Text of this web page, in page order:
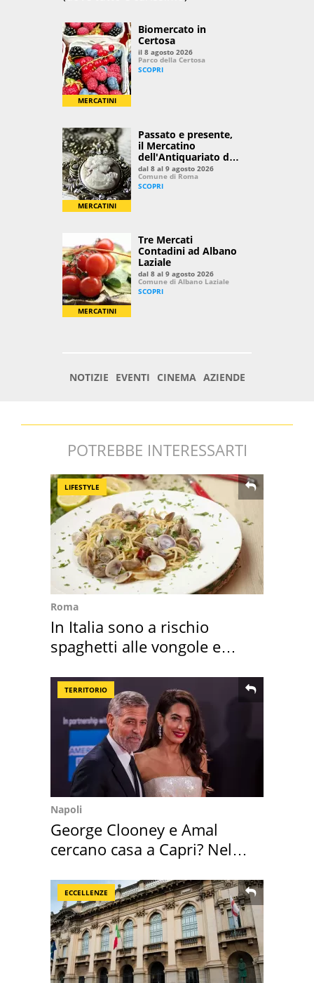
POTREBBE INTERESSARTI
LIFESTYLE
Roma
In Italia sono a rischio
spaghetti alle vongole e
TERRITORIO
Napoli
George Clooney e Amal
cercano casa a Capri? Nel
ECCELLENZE